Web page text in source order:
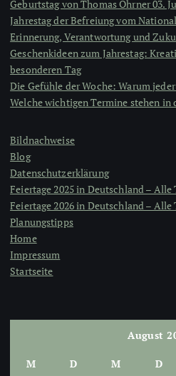
Geburtstag von Thomas Ohrner 03.
Jahrestag der Befreiung vom
Erinnerung, Verantwortung und
Geschenkideen zum Jahrestag:
besonderen Tag
Die Gefühle der Woche: Warum
Welche wichtigen Termine stehen in
Bildnachweise
Blog
Datenschutzerklärung
Feiertage 2025 in Deutschland –
Feiertage 2026 in Deutschland –
Planungstipps
Home
Impressum
Startseite
August
M D M D